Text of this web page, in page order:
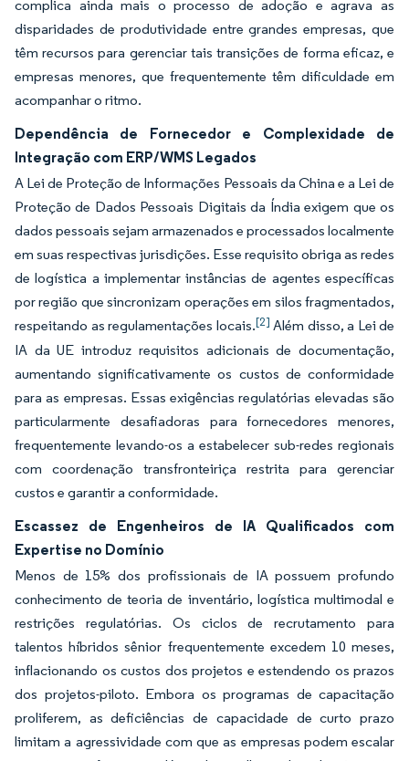
complica ainda mais o processo de adoção e agrava as
disparidades de produtividade entre grandes empresas, que
têm recursos para gerenciar tais transições de forma eficaz, e
empresas menores, que frequentemente têm dificuldade em
acompanhar o ritmo.
Dependência de Fornecedor e Complexidade de
Integração com ERP/WMS Legados
A Lei de Proteção de Informações Pessoais da China e a Lei de
Proteção de Dados Pessoais Digitais da Índia exigem que os
dados pessoais sejam armazenados e processados localmente
em suas respectivas jurisdições. Esse requisito obriga as redes
de logística a implementar instâncias de agentes específicas
por região que sincronizam operações em silos fragmentados,
respeitando as regulamentações locais.[2] Além disso, a Lei de
IA da UE introduz requisitos adicionais de documentação,
aumentando significativamente os custos de conformidade
para as empresas. Essas exigências regulatórias elevadas são
particularmente desafiadoras para fornecedores menores,
frequentemente levando-os a estabelecer sub-redes regionais
com coordenação transfronteiriça restrita para gerenciar
custos e garantir a conformidade.
Escassez de Engenheiros de IA Qualificados com
Expertise no Domínio
Menos de 15% dos profissionais de IA possuem profundo
conhecimento de teoria de inventário, logística multimodal e
restrições regulatórias. Os ciclos de recrutamento para
talentos híbridos sênior frequentemente excedem 10 meses,
inflacionando os custos dos projetos e estendendo os prazos
dos projetos-piloto. Embora os programas de capacitação
proliferem, as deficiências de capacidade de curto prazo
limitam a agressividade com que as empresas podem escalar